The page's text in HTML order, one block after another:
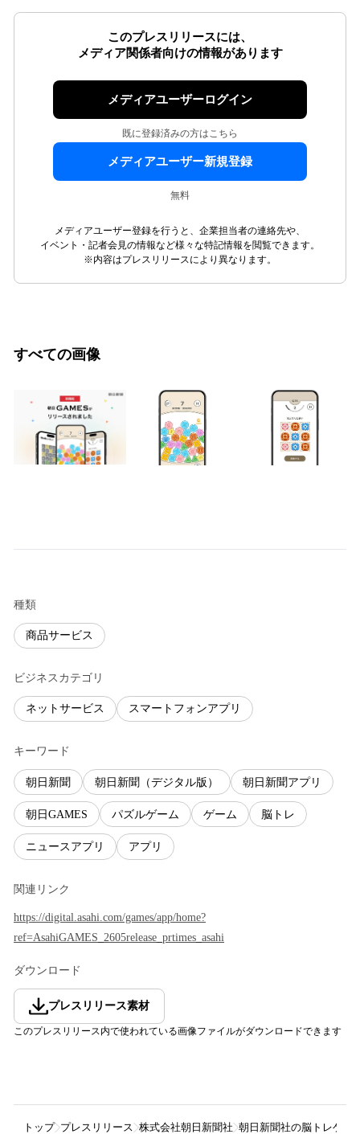
このプレスリリースには、
メディア関係者向けの情報があります
メディアユーザーログイン
既に登録済みの方はこちら
メディアユーザー新規登録
無料
メディアユーザー登録を行うと、企業担当者の連絡先や、
イベント・記者会見の情報など様々な特記情報を閲覧できます。
※内容はプレスリリースにより異なります。
すべての画像
種類
商品サービス
ビジネスカテゴリ
ネットサービス スマートフォンアプリ
キーワード
朝日新聞 朝日新聞（デジタル版） 朝日新聞アプリ
朝日GAMES パズルゲーム ゲーム 脳トレ
ニュースアプリ アプリ
関連リンク
https://digital.asahi.com/games/app/home?
ref=AsahiGAMES_2605release_prtimes_asahi
ダウンロード
プレスリリース素材
このプレスリリース内で使われている画像ファイルがダウンロードできます
トップ プレスリリース 株式会社朝日新聞社 朝日新聞社の脳トレゲー